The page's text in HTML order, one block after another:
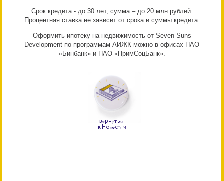
Срок кредита - до 30 лет, сумма – до 20 млн рублей.
Процентная ставка не зависит от срока и суммы кредита.
Оформить ипотеку на недвижимость от Seven Suns
Development по программам АИЖК можно в офисах ПАО
«Бинбанк» и ПАО «ПримСоцБанк».
Вернуться
к Новостям